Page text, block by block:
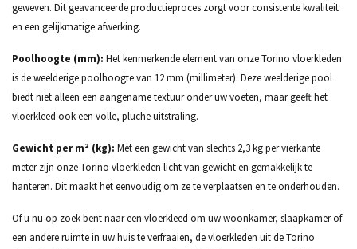
geweven. Dit geavanceerde productieproces zorgt voor consistente kwaliteit
en een gelijkmatige afwerking.
Poolhoogte (mm): Het kenmerkende element van onze Torino vloerkleden
is de weelderige poolhoogte van 12 mm (millimeter). Deze weelderige pool
biedt niet alleen een aangename textuur onder uw voeten, maar geeft het
vloerkleed ook een volle, pluche uitstraling.
Gewicht per m² (kg): Met een gewicht van slechts 2,3 kg per vierkante
meter zijn onze Torino vloerkleden licht van gewicht en gemakkelijk te
hanteren. Dit maakt het eenvoudig om ze te verplaatsen en te onderhouden.
Of u nu op zoek bent naar een vloerkleed om uw woonkamer, slaapkamer of
een andere ruimte in uw huis te verfraaien, de vloerkleden uit de Torino